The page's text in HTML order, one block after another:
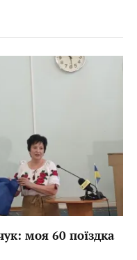
моя 60 поїздка